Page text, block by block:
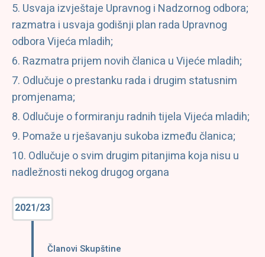
Usvaja izvještaje Upravnog i Nadzornog odbora;
razmatra i usvaja godišnji plan rada Upravnog
odbora Vijeća mladih;
Razmatra prijem novih članica u Vijeće mladih;
Odlučuje o prestanku rada i drugim statusnim
promjenama;
Odlučuje o formiranju radnih tijela Vijeća mladih;
Pomaže u rješavanju sukoba između članica;
Odlučuje o svim drugim pitanjima koja nisu u
nadležnosti nekog drugog organa
2021/23
Članovi Skupštine